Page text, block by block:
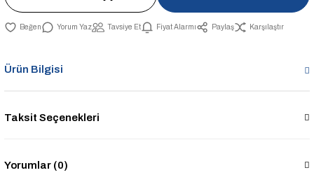
Yorum Yaz Tavsiye Et Fiyat Alarmı Paylaş Karşılaştır
Ürün Bilgisi
Taksit Seçenekleri
Yorumlar (0)